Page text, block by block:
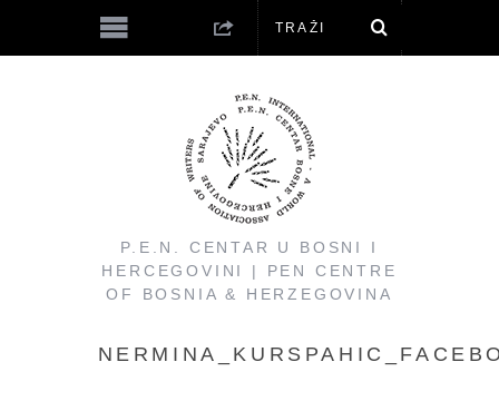
P.E.N. CENTAR U BOSNI I
HERCEGOVINI | PEN CENTRE
OF BOSNIA & HERZEGOVINA